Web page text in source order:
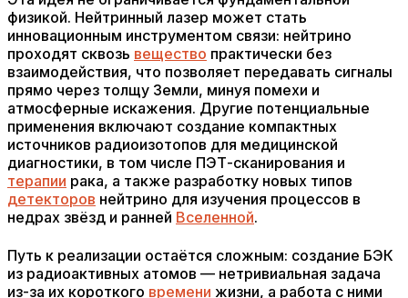
физикой. Нейтринный лазер может стать
инновационным инструментом связи: нейтрино
проходят сквозь вещество практически без
взаимодействия, что позволяет передавать сигналы
прямо через толщу Земли, минуя помехи и
атмосферные искажения. Другие потенциальные
применения включают создание компактных
источников радиоизотопов для медицинской
диагностики, в том числе ПЭТ-сканирования и
терапии рака, а также разработку новых типов
детекторов нейтрино для изучения процессов в
недрах звёзд и ранней Вселенной.
Путь к реализации остаётся сложным: создание БЭК
из радиоактивных атомов — нетривиальная задача
из-за их короткого времени жизни, а работа с ними